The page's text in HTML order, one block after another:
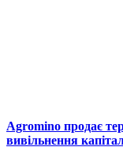
Agromino продає
вивільнення